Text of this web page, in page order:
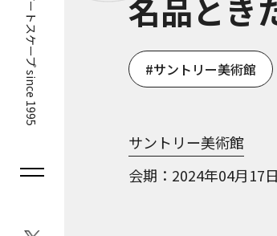
アートスケープ since 1995
名品とき
サントリー美術館
サントリー美術館
会期
2024年04月17